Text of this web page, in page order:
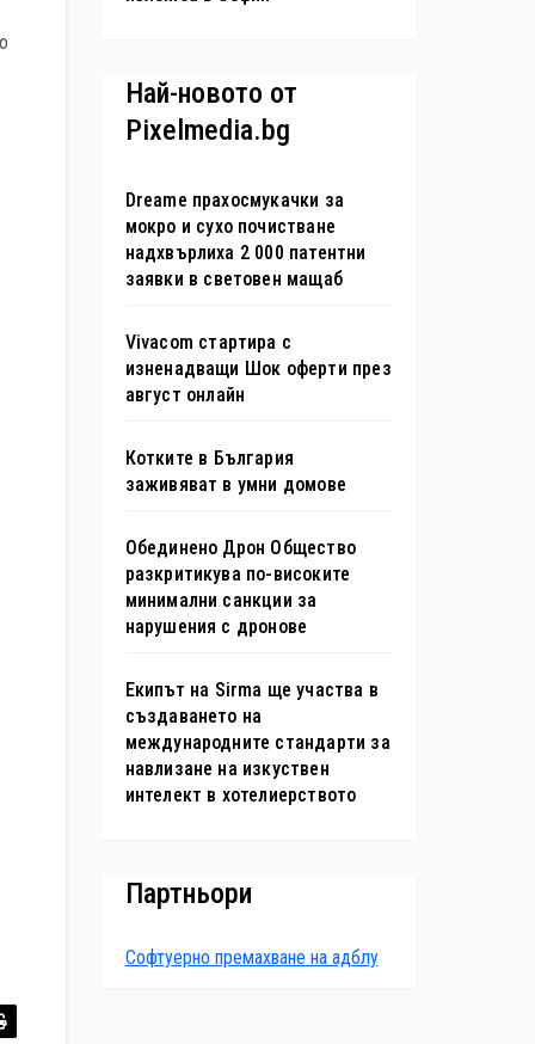
Най-новото от
Pixelmedia.bg
Dreame прахосмукачки за
мокро и сухо почистване
надхвърлиха 2 000 патентни
заявки в световен мащаб
Vivacom стартира с
изненадващи Шок оферти през
август онлайн
Котките в България
заживяват в умни домове
Обединено Дрон Общество
разкритикува по-високите
минимални санкции за
нарушения с дронове
Екипът на Sirma ще участва в
създаването на
международните стандарти за
навлизане на изкуствен
интелект в хотелиерството
Партньори
Софтуерно премахване на адблу